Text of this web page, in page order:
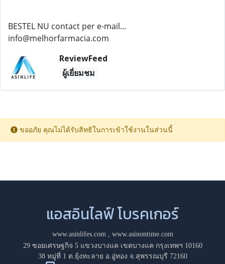
BESTEL NU contact per e-mail...
info@melhorfarmacia.com
ReviewFeed
ผู้เยี่ยมชม
ขออภัย คุณไม่ได้รับสิทธิในการเข้าใช้งานในส่วนนี้
แอสอินไลฟ์ โบรคเกอร์
www.asinlifes.com, www.asinontime.com
29 ซอยเศรษฐกิจ 5 แขวงบางแค เขตบางแค กรุงเทพฯ 10160
38 หมู่ที่ 1 ต.ยุ้งทะลาย อ.อู่ทอง จ.สุพรรณบุรี 72160